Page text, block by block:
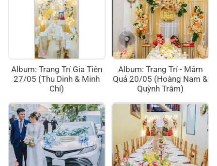
Album: Trang Trí Gia Tiên
27/05 (Thu Dinh & Minh
Chí)
Album: Trang Trí - Mâm
Quả 20/05 (Hoàng Nam &
Quỳnh Trâm)